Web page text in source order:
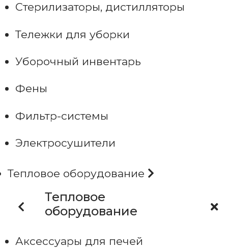
Стерилизаторы, дистилляторы
Тележки для уборки
Уборочный инвентарь
Фены
Фильтр-системы
Электросушители
Тепловое оборудование
Тепловое
оборудование
Аксессуары для печей